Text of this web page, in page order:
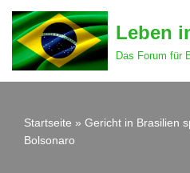
Zum
Inhalt
springen
Leben
Das Forum für
Startseite » Gericht in Brasilien
Bolsonaro